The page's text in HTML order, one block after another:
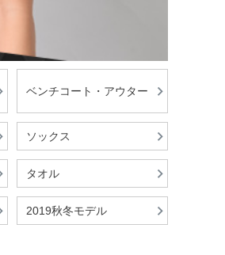
ベンチコート・アウター
ソックス
タオル
2019秋冬モデル